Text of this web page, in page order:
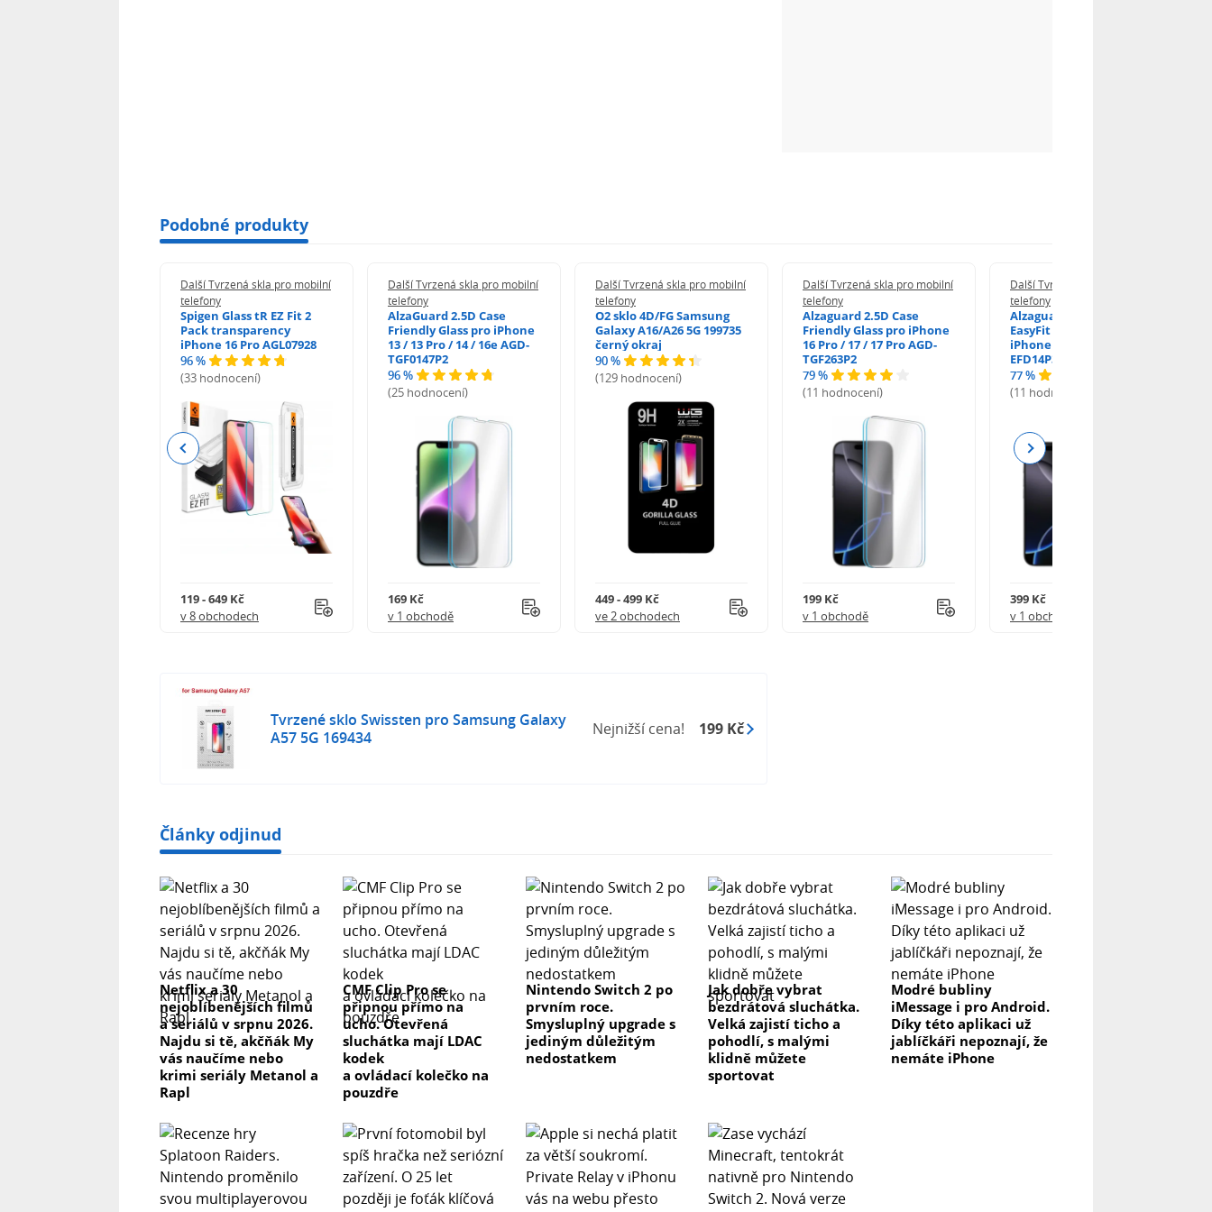
Podobné produkty
Další Tvrzená skla pro mobilní
telefony
Spigen Glass tR EZ Fit 2
Pack transparency
iPhone 16 Pro AGL07928
96 %
(33 hodnocení)
119 - 649 Kč
v 8 obchodech
Další Tvrzená skla pro mobilní
telefony
AlzaGuard 2.5D Case
Friendly Glass pro iPhone
13 / 13 Pro / 14 / 16e AGD-
TGF0147P2
96 %
(25 hodnocení)
169 Kč
v 1 obchodě
Další Tvrzená skla pro mobilní
telefony
O2 sklo 4D/FG Samsung
Galaxy A16/A26 5G 199735
černý okraj
90 %
(129 hodnocení)
449 - 499 Kč
ve 2 obchodech
Další Tvrzená skla pro mobilní
telefony
Alzaguard 2.5D Case
Friendly Glass pro iPhone
16 Pro / 17 / 17 Pro AGD-
TGF263P2
79 %
(11 hodnocení)
199 Kč
v 1 obchodě
Další Tvrzená skla pro mobilní
telefony
Alzaguard 2.5D Glass
EasyFit DustFree pro
iPhone 16 Pro / 17 AGD-
EFD14P3
77 %
(11 hodnocení)
399 Kč
v 1 obchodě
Previous Next
Tvrzené sklo Swissten pro Samsung Galaxy
A57 5G 169434
Nejnižší cena! 199 Kč
Články odjinud
Netflix a 30
nejoblíbenějších filmů
a seriálů v srpnu 2026.
Najdu si tě, akčňák My
vás naučíme nebo
krimi seriály Metanol a
Rapl
CMF Clip Pro se
připnou přímo na
ucho. Otevřená
sluchátka mají LDAC
kodek
a ovládací kolečko na
pouzdře
Nintendo Switch 2 po
prvním roce.
Smysluplný upgrade s
jediným důležitým
nedostatkem
Jak dobře vybrat
bezdrátová sluchátka.
Velká zajistí ticho a
pohodlí, s malými
klidně můžete
sportovat
Modré bubliny
iMessage i pro Android.
Díky této aplikaci už
jablíčkáři nepoznají, že
nemáte iPhone